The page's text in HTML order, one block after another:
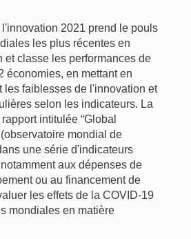
2021 prend le pouls
les plus récentes en
et classe les performances de
économies, en mettant en
les faiblesses de l'innovation et
selon les indicateurs. La
intitulée “Global
(observatoire mondial de
une série d'indicateurs
aux dépenses de
ou au financement de
les effets de la COVID-19
mondiales en matière